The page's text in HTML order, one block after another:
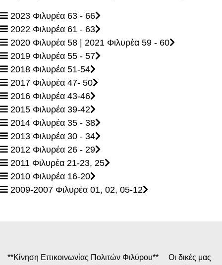
2023 Φιλυρέα 63 - 66
2022 Φιλυρέα 61 - 63
2020 Φιλυρέα 58 | 2021 Φιλυρέα 59 - 60
2019 Φιλυρέα 55 - 57
2018 Φιλυρέα 51-54
2017 Φιλυρέα 47- 50
2016 Φιλυρέα 43-46
2015 Φιλυρέα 39-42
2014 Φιλυρέα 35 - 38
2013 Φιλυρέα 30 - 34
2012 Φιλυρέα 26 - 29
2011 Φιλυρέα 21-23, 25
2010 Φιλυρέα 16-20
2009-2007 Φιλυρέα 01, 02, 05-12
**Κίνηση Επικοινωνίας Πολιτών Φιλύρου** Οι δικές μας